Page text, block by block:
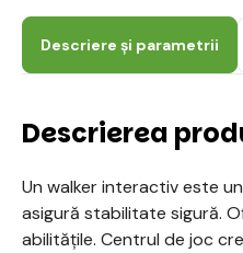
Descriere și parametrii
Descrierea
Un walker interactiv este
asigură stabilitate sigură.
abilitățile. Centrul de joc